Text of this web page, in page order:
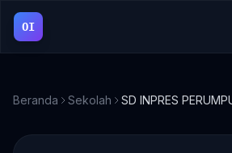
OI
Beranda Sekolah SD INPRES